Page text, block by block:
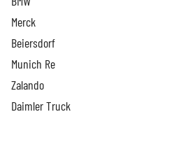
Merck
Beiersdorf
Munich Re
Zalando
Daimler Truck